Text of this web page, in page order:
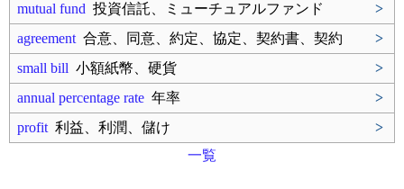
mutual fund 投資信託、ミューチュアルファンド
>
agreement 合意、同意、約定、協定、契約書、契約
>
small bill 小額紙幣、硬貨
>
annual percentage rate 年率
>
profit 利益、利潤、儲け
>
一覧